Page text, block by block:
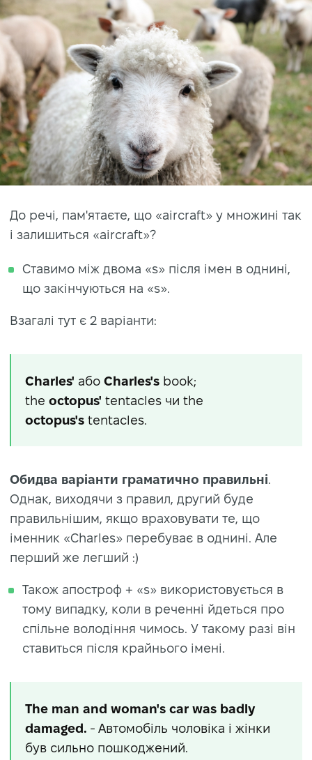
До речі, пам'ятаєте, що «aircraft» у множині так
і залишиться «aircraft»?
Ставимо між двома «s» після імен в однині,
що закінчуються на «s».
Взагалі тут є 2 варіанти:
Charles' або Charles's book;
the octopus' tentacles чи the
octopus's tentacles.
Обидва варіанти граматично правильні.
Однак, виходячи з правил, другий буде
правильнішим, якщо враховувати те, що
іменник «Charles» перебуває в однині. Але
перший же легший :)
Також апостроф + «s» використовується в
тому випадку, коли в реченні йдеться про
спільне володіння чимось. У такому разі він
ставиться після крайнього імені.
The man and woman's car was badly
damaged. - Автомобіль чоловіка і жінки
був сильно пошкоджений.